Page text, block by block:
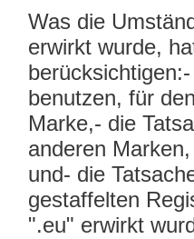
Was die
erwirkt wurde,
benutzen, für
Marke,- die
anderen
und- die
gestaffelten
".eu" erwirkt